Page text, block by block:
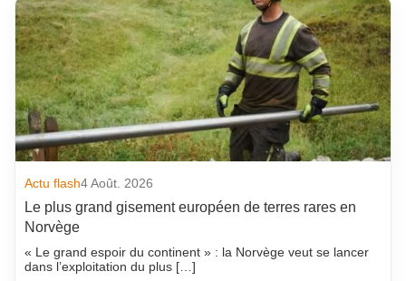
Actu flash4 Août. 2026
Le plus grand gisement européen de terres rares en
Norvège
« Le grand espoir du continent » : la Norvège veut se lancer
dans l’exploitation du plus […]